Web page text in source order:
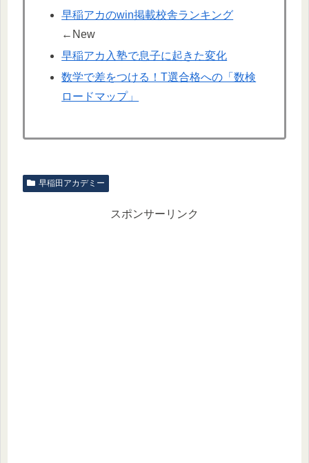
早稲アカのwin掲載校舎ランキング
←New
早稲アカ入塾で息子に起きた変化
数学で差をつける！T選合格への「数検
ロードマップ」
早稲田アカデミー
スポンサーリンク